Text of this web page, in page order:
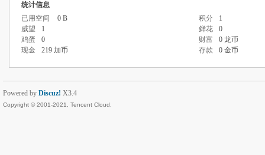
统计信息
已用空间
0 B 积分
1
威望
1 鲜花
0
鸡蛋
0 财富
0 龙币
现金
219 加币 存款 0 金币
Powered by Discuz! X3.4
Copyright © 2001-2021, Tencent Cloud.